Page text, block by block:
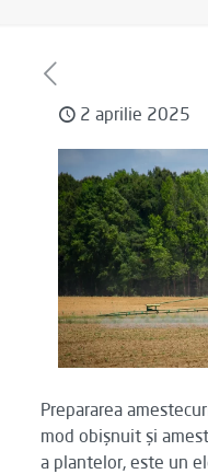
2 aprilie 2025
Prepararea
mod obișnuit și
a plantelor, este un